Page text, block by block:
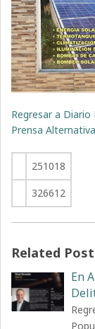
Regresar a
Prensa Alternativa
251018
326612
Related
En